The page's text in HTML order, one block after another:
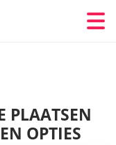
PLAATSEN
OPTIES